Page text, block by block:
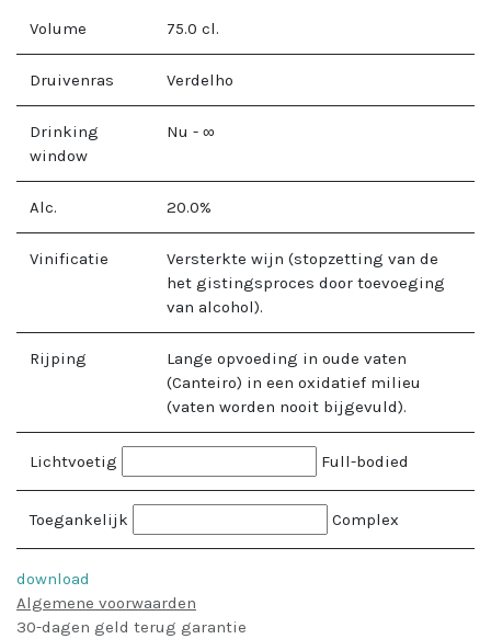
Volume 75.0 cl.
Druivenras Verdelho
Drinking
window
Nu - ∞
Alc. 20.0%
Vinificatie
Versterkte wijn (stopzetting van de
het gistingsproces door toevoeging
van alcohol).
Rijping
Lange opvoeding in oude vaten
(Canteiro) in een oxidatief milieu
(vaten worden nooit bijgevuld).
Lichtvoetig Full-bodied
Toegankelijk Complex
download
Algemene voorwaarden
30-dagen geld terug garantie